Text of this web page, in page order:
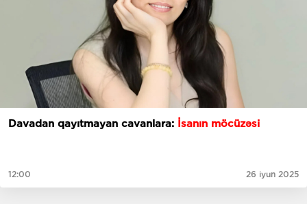
Davadan qayıtmayan cavanlara: İsanın möcüzəsi
12:00 26 iyun 2025